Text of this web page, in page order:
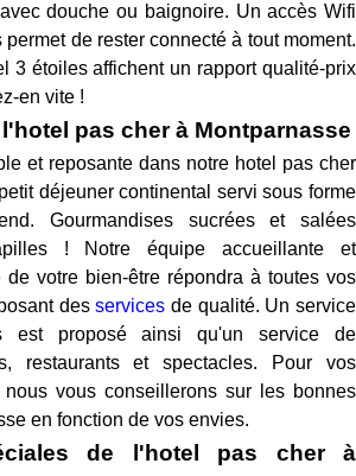
douche ou baignoire. Un accès Wifi
de rester connecté à tout moment.
3 étoiles affichent un rapport qualité-prix
en vite !
pas cher à Montparnasse
et reposante dans notre hotel pas cher
déjeuner continental servi sous forme
Gourmandises sucrées et salées
! Notre équipe accueillante et
de votre bien-être répondra à toutes vos
desservices de qualité. Un service
est proposé ainsi qu'un service de
restaurants et spectacles. Pour vos
vous conseillerons sur les bonnes
en fonction de vos envies.
de l'hotel pas cher à